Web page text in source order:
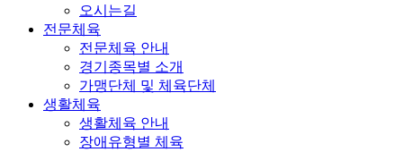
오시는길
전문체육
전문체육 안내
경기종목별 소개
가맹단체 및 체육단체
생활체육
생활체육 안내
장애유형별 체육